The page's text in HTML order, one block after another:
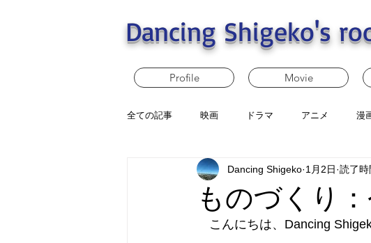
Dancing Shigeko's
Profile Movie
全ての記事 映画 ドラマ アニメ 漫
ものづくり
Dancing Shigeko 1月2日 読了
こんにちは、Dancing